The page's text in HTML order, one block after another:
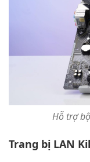
Hỗ trợ
Trang bị LAN